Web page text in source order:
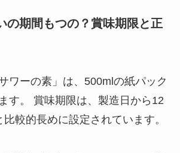
の期間もつの？賞味期限と正
ワーの素」は、500mlの紙パック
す。 賞味期限は、製造日から12
較的長めに設定されています。